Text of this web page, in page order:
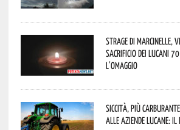
Strage di Marcinelle,
sacrificio dei lucani
l’omaggio
Siccità, più
alle aziende lucane: il